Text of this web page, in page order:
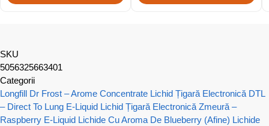
SKU
5056325663401
Categorii
Longfill Dr Frost – Arome Concentrate Lichid Țigară Electronică DTL
– Direct To Lung E-Liquid Lichid Țigară Electronică Zmeură –
Raspberry E-Liquid Lichide Cu Aroma De Blueberry (Afine) Lichide